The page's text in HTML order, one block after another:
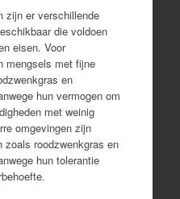
zijn er verschillende
die voldoen
eisen. Voor
mengsels met fijne
en
hun vermogen om
met weinig
omgevingen zijn
zoals roodzwenkgras en
hun tolerantie